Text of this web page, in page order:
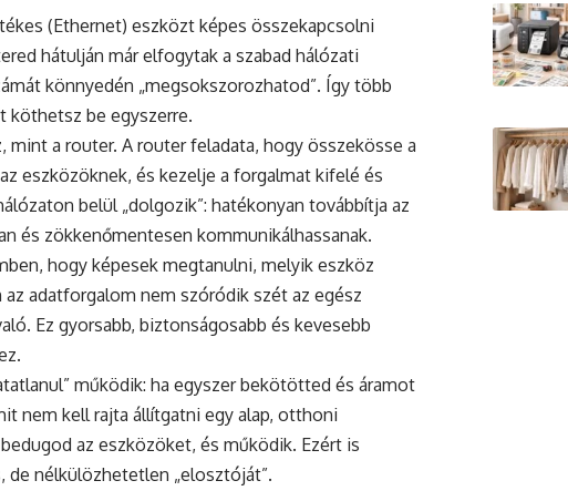
(Ethernet) eszközt képes összekapcsolni
hátulján már elfogytak a szabad hálózati
könnyedén „megsokszorozhatod”. Így több
köthetsz be egyszerre.
a router. A router feladata, hogy összekösse a
eszközöknek, és kezelje a forgalmat kifelé és
belül „dolgozik”: hatékonyan továbbítja az
és zökkenőmentesen kommunikálhassanak.
hogy képesek megtanulni, melyik eszköz
adatforgalom nem szóródik szét az egész
Ez gyorsabb, biztonságosabb és kevesebb
működik: ha egyszer bekötötted és áramot
nem kell rajta állítgatni egy alap, otthoni
az eszközöket, és működik. Ezért is
de nélkülözhetetlen „elosztóját”.